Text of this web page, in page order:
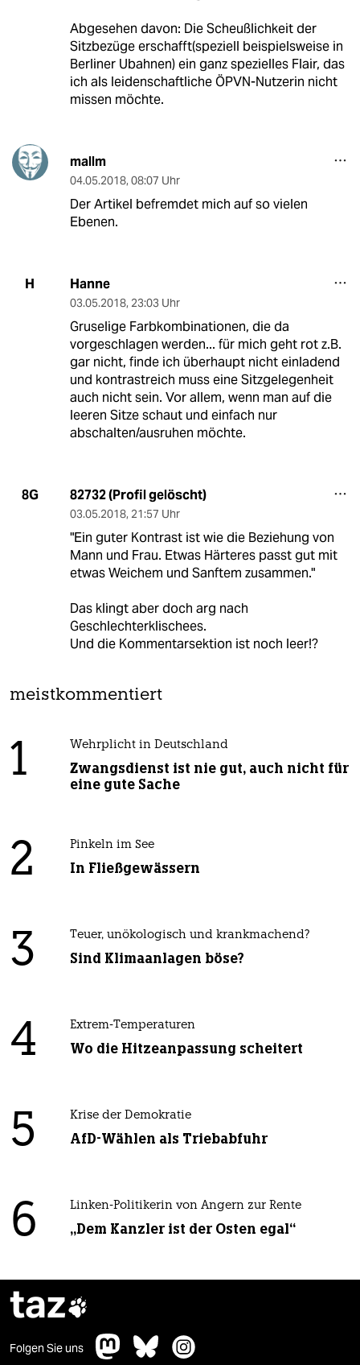
Abgesehen davon: Die Scheußlichkeit der
Sitzbezüge erschafft(speziell beispielsweise in
Berliner Ubahnen) ein ganz spezielles Flair, das
ich als leidenschaftliche ÖPVN-Nutzerin nicht
missen möchte.
mallm
04.05.2018, 08:07 Uhr
Der Artikel befremdet mich auf so vielen
Ebenen.
H Hanne
03.05.2018, 23:03 Uhr
Gruselige Farbkombinationen, die da
vorgeschlagen werden... für mich geht rot z.B.
gar nicht, finde ich überhaupt nicht einladend
und kontrastreich muss eine Sitzgelegenheit
auch nicht sein. Vor allem, wenn man auf die
leeren Sitze schaut und einfach nur
abschalten/ausruhen möchte.
8G 82732 (Profil gelöscht)
03.05.2018, 21:57 Uhr
"Ein guter Kontrast ist wie die Beziehung von
Mann und Frau. Etwas Härteres passt gut mit
etwas Weichem und Sanftem zusammen."
Das klingt aber doch arg nach
Geschlechterklischees.
Und die Kommentarsektion ist noch leer!?
meistkommentiert
1 Wehrplicht in Deutschland
Zwangsdienst ist nie gut, auch nicht für
eine gute Sache
2 Pinkeln im See
In Fließgewässern
3 Teuer, unökologisch und krankmachend?
Sind Klimaanlagen böse?
4 Extrem-Temperaturen
Wo die Hitzeanpassung scheitert
5 Krise der Demokratie
AfD-Wählen als Triebabfuhr
6 Linken-Politikerin von Angern zur Rente
„Dem Kanzler ist der Osten egal“
taz
Folgen Sie uns